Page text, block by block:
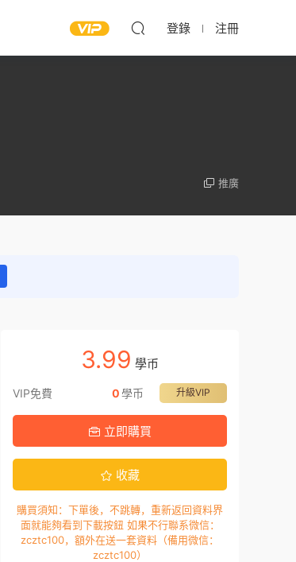
登錄 注冊
推廣
3.99 學币
VIP免費 升級VIP
0學币
立即購買
收藏
購買須知：下單後，不跳轉，重新返回資料界
面就能夠看到下載按鈕 如果不行聯系微信：
zcztc100，額外在送一套資料（備用微信：
zcztc100）